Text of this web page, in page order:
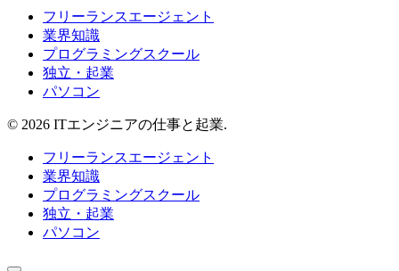
フリーランスエージェント
業界知識
プログラミングスクール
独立・起業
パソコン
© 2026 ITエンジニアの仕事と起業.
フリーランスエージェント
業界知識
プログラミングスクール
独立・起業
パソコン